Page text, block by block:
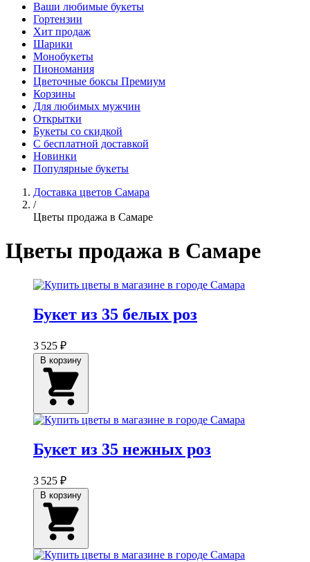
Ваши любимые букеты
Гортензии
Хит продаж
Шарики
Монобукеты
Пиономания
Цветочные боксы Премиум
Корзины
Для любимых мужчин
Открытки
Букеты со скидкой
С бесплатной доставкой
Новинки
Популярные букеты
Доставка цветов Самара
/
Цветы продажа в Самаре
Цветы продажа в Самаре
Букет из 35 белых роз
3 525 ₽
Букет из 35 нежных роз
3 525 ₽